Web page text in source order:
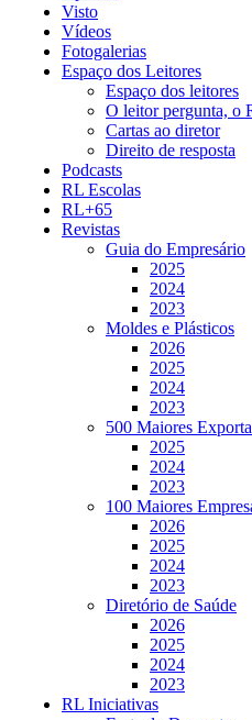
Visto
Vídeos
Fotogalerias
Espaço dos Leitores
Espaço dos leitores
O leitor pergunta, o
Cartas ao diretor
Direito de resposta
Podcasts
RL Escolas
RL+65
Revistas
Guia do Empresário
2025
2024
2023
Moldes e Plásticos
2026
2025
2024
2023
500 Maiores
2025
2024
2023
100 Maiores
2026
2025
2024
2023
Diretório de Saúde
2026
2025
2024
2023
RL Iniciativas